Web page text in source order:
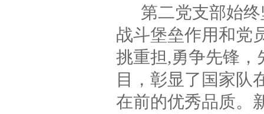
第二党支部始
战斗堡垒作用和党
挑重担,勇争先锋，
目，彰显了国家队
在前的优秀品质。